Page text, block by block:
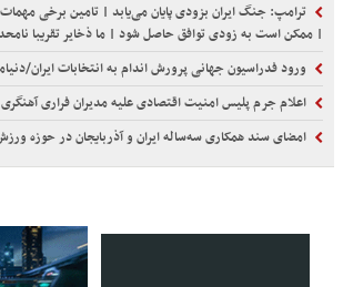
ترامپ: جنگ ایران بزودی پایان می‌یابد | تامین برخی
| ممکن است به زودی توافق حاصل شود | ما ذخایر تقریبا
ورود فدراسیون جهانی پرورش اندام به انتخابات ایران/
اعلام جرم پلیس امنیت اقتصادی علیه مدیران فراری آهنگری
امضای سند همکاری سه‌ساله ایران و آذربایجان در حوزه